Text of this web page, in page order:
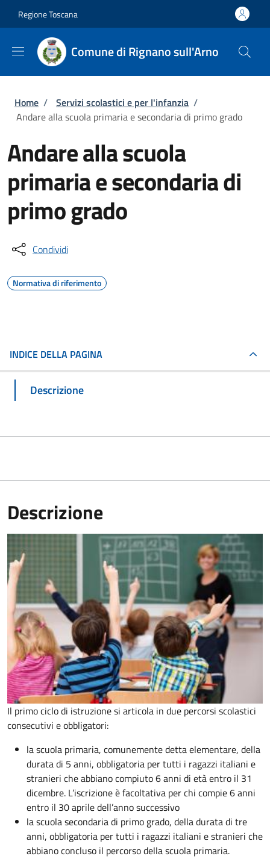
Regione Toscana
Comune di Rignano sull'Arno
Briciole di pane
Home / Servizi scolastici e per l'infanzia /
Andare alla scuola primaria e secondaria di primo grado
Andare alla scuola
primaria e secondaria di
primo grado
Condividi
Normativa di riferimento
INDICE DELLA PAGINA
Descrizione
Descrizione
Il primo ciclo di istruzione si articola in due percorsi scolastici
consecutivi e obbligatori:
la scuola primaria, comunemente detta elementare, della
durata di 5 anni, obbligatoria per tutti i ragazzi italiani e
stranieri che abbiano compiuto 6 anni di età entro il 31
dicembre. L’iscrizione è facoltativa per chi compie 6 anni
entro il 30 aprile dell’anno successivo
la scuola secondaria di primo grado, della durata di tre
anni, obbligatoria per tutti i ragazzi italiani e stranieri che
abbiano concluso il percorso della scuola primaria.